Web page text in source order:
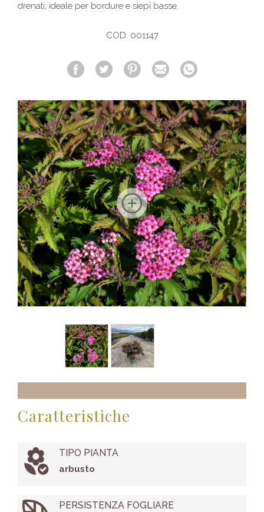
drenati; ideale per bordure e siepi basse.
COD. 001147
Caratteristiche
TIPO PIANTA
arbusto
PERSISTENZA FOGLIARE